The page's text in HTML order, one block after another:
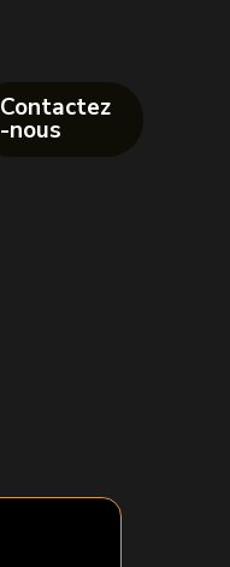
Contactez
-nous